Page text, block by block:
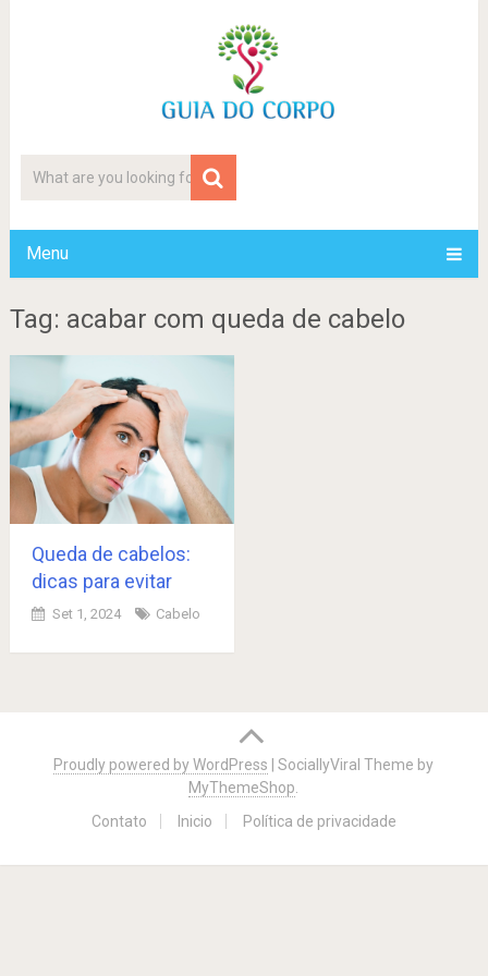
Menu
Tag: acabar com queda de cabelo
Queda de cabelos:
dicas para evitar
Set 1, 2024 Cabelo
navigation
Proudly powered by WordPress |SociallyViral Theme by
MyThemeShop
Contato
Inicio Política de privacidade